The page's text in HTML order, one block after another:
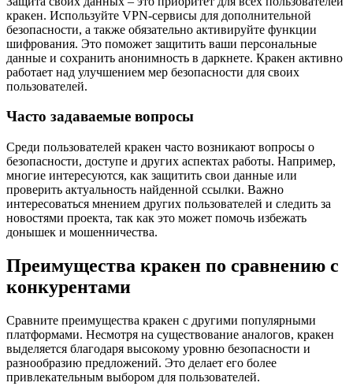
кракен. Используйте VPN-сервисы для дополнительной
безопасности, а также обязательно активируйте функции
шифрования. Это поможет защитить ваши персональные
данные и сохранить анонимность в даркнете. Кракен активно
работает над улучшением мер безопасности для своих
пользователей.
Часто задаваемые вопросы
Среди пользователей кракен часто возникают вопросы о
безопасности, доступе и других аспектах работы. Например,
многие интересуются, как защитить свои данные или
проверить актуальность найденной ссылки. Важно
интересоваться мнением других пользователей и следить за
новостями проекта, так как это может помочь избежать
донышек и мошенничества.
Преимущества кракен по сравнению с
конкурентами
Сравните преимущества кракен с другими популярными
платформами. Несмотря на существование аналогов, кракен
выделяется благодаря высокому уровню безопасности и
разнообразию предложений. Это делает его более
привлекательным выбором для пользователей.